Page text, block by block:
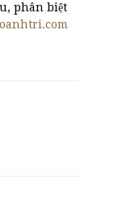
phân biệt